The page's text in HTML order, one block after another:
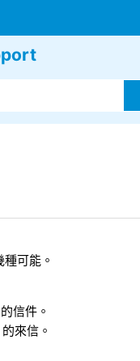
可能。
信件。
來信。